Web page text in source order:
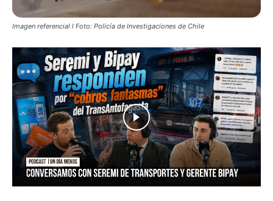
Imagen referencial l Foto: Policía de Investigaciones de Chile